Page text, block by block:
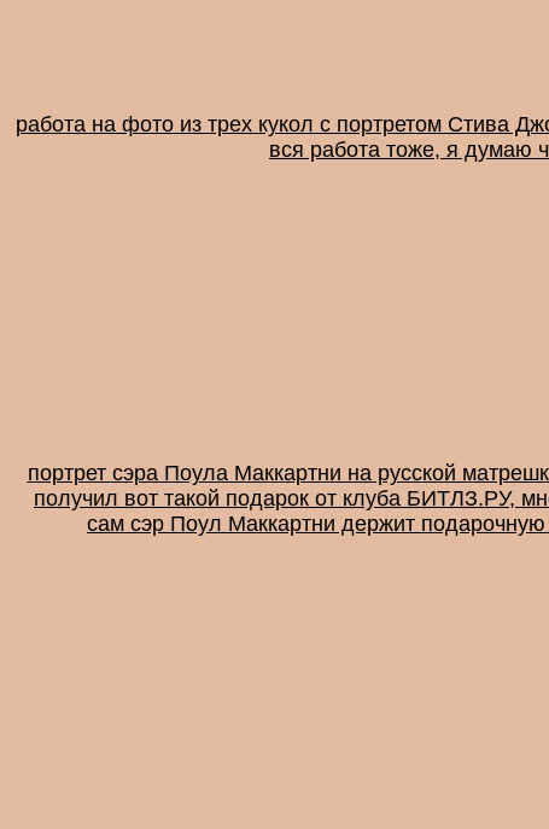
работа на фото из трех кукол с портретом Стива
вся работа тоже, я думаю
портрет сэра Поула Маккартни на русской
получил вот такой подарок от клуба БИТЛЗ.РУ,
сам сэр Поул Маккартни держит